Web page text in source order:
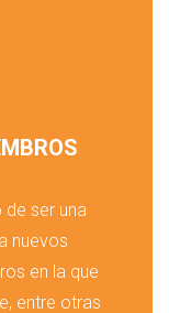
de ser una
nuevos
en la que
entre otras